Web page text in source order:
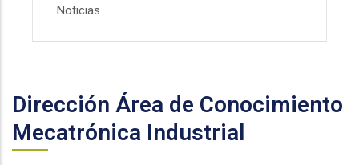
Noticias
Dirección Área de Conocimiento
Mecatrónica Industrial